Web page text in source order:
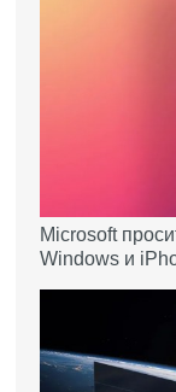
Microsoft
Windows и